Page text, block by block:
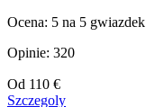
Ocena: 5 na 5 gwiazdek
Opinie: 320
Cena
od
Od 110 €
Szczegoly